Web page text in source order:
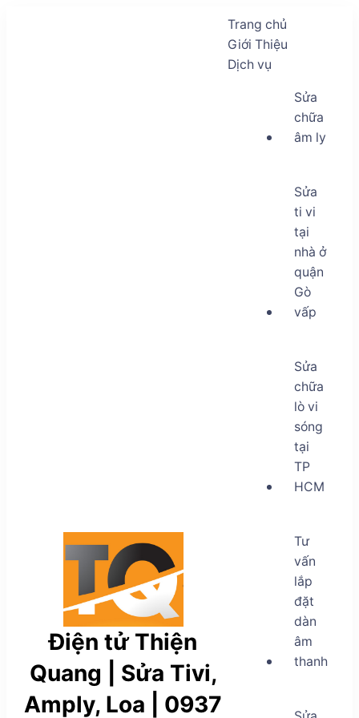
Điện tử Thiện
Quang | Sửa Tivi,
Amply, Loa | 0937
Trang chủ
Giới Thiệu
Dịch vụ
Sửa
chữa
âm ly
Sửa
ti vi
tại
nhà ở
quận
Gò
vấp
Sửa
chữa
lò vi
sóng
tại
TP
HCM
Tư
vấn
lắp
đặt
dàn
âm
thanh